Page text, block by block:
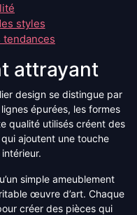
styles
tendances
attrayant
design se distingue par
épurées, les formes
qualité utilisés créent des
ajoutent une touche
simple ameublement
œuvre d’art. Chaque
créer des pièces qui